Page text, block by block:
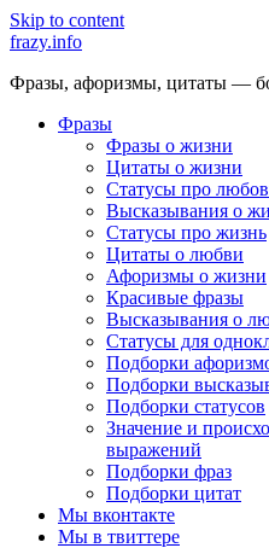
Skip to content
frazy.info
Фразы, афоризмы, цитаты —
Фразы
Фразы о жизни
Цитаты о жизни
Статусы про
Высказывания о
Статусы про жизнь
Цитаты о любви
Афоризмы о жизни
Красивые фразы
Высказывания о
Статусы для
Подборки
Подборки
Подборки статусов
Значение и
выражений
Подборки фраз
Подборки цитат
Мы вконтакте
Мы в твиттере